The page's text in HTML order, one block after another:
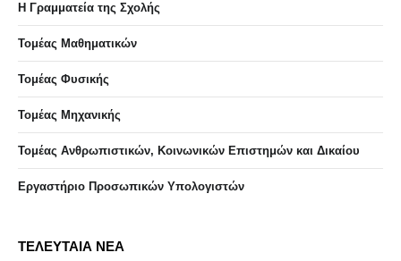
Η Γραμματεία της Σχολής
Τομέας Μαθηματικών
Τομέας Φυσικής
Τομέας Μηχανικής
Τομέας Ανθρωπιστικών, Κοινωνικών Επιστημών και Δικαίου
Eργαστήριo Προσωπικών Υπολογιστών
ΤΕΛΕΥΤΑΙΑ ΝΕΑ